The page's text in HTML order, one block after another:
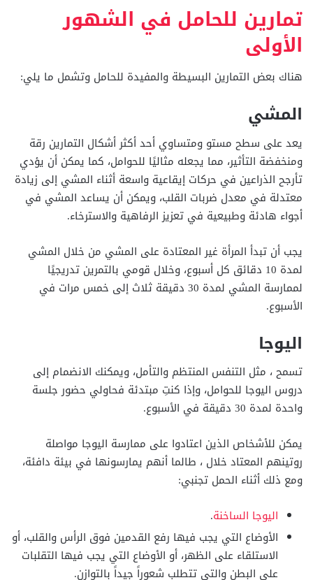
تمارين للحامل في الشهور
الأولى
هناك بعض التمارين البسيطة والمفيدة للحامل وتشمل ما يلي:
المشي
يعد على سطح مستو ومتساوي أحد أكثر أشكال التمارين رقة
ومنخفضة التأثير، مما يجعله مثاليًا للحوامل، كما يمكن أن يؤدي
تأرجح الذراعين في حركات إيقاعية واسعة أثناء المشي إلى زيادة
معتدلة في معدل ضربات القلب، ويمكن أن يساعد المشي في
أجواء هادئة وطبيعية في تعزيز الرفاهية والاسترخاء.
يجب أن تبدأ المرأة غير المعتادة على المشي من خلال المشي
لمدة 10 دقائق كل أسبوع، وخلال قومي بالتمرين تدريجيًا
لممارسة المشي لمدة 30 دقيقة ثلاث إلى خمس مرات في
الأسبوع.
اليوجا
تسمح ، مثل التنفس المنتظم والتأمل، ويمكنك الانضمام إلى
دروس اليوجا للحوامل، وإذا كنتِ مبتدئة فحاولي حضور جلسة
واحدة لمدة 30 دقيقة في الأسبوع.
يمكن للأشخاص الذين اعتادوا على ممارسة اليوجا مواصلة
روتينهم المعتاد خلال ، طالما أنهم يمارسونها في بيئة دافئة،
ومع ذلك أثناء الحمل تجنبي:
اليوجا الساخنة.
الأوضاع التي يجب فيها رفع القدمين فوق الرأس والقلب، أو
الاستلقاء على الظهر، أو الأوضاع التي يجب فيها التقلبات
على البطن والتي تتطلب شعوراً جيداً بالتوازن.